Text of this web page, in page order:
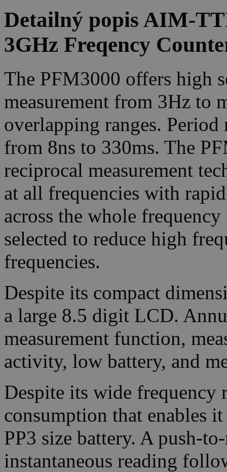
Detailný popis AIM-
3GHz Freqency
The PFM3000 offers high
measurement from 3Hz to
overlapping ranges. Period
from 8ns to 330ms. The
reciprocal measurement
at all frequencies with
across the whole
selected to reduce high
frequencies.
Despite its compact
a large 8.5 digit LCD.
measurement function,
activity, low battery, and
Despite its wide frequency
consumption that enables
PP3 size battery. A push-
instantaneous reading